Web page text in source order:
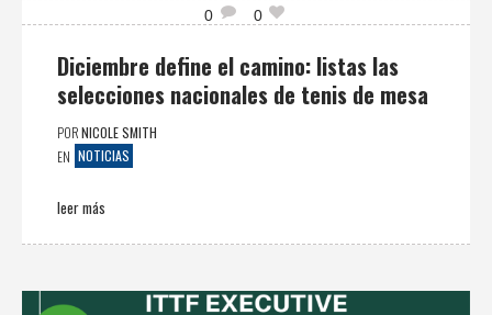
0 0
Diciembre define el camino: listas las
selecciones nacionales de tenis de mesa
PORNICOLE SMITH
EN NOTICIAS
leer más